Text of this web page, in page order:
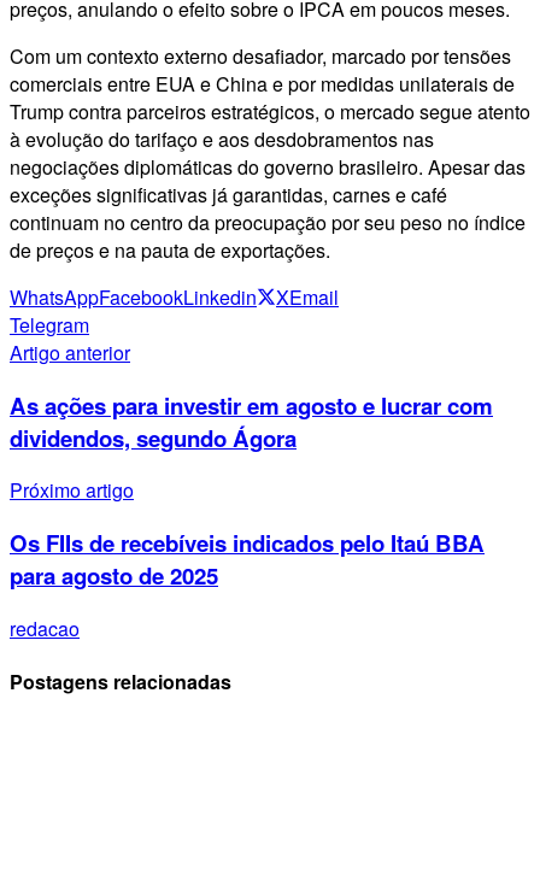
preços, anulando o efeito sobre o IPCA em poucos meses.
Com um contexto externo desafiador, marcado por tensões
comerciais entre EUA e China e por medidas unilaterais de
Trump contra parceiros estratégicos, o mercado segue atento
à evolução do tarifaço e aos desdobramentos nas
negociações diplomáticas do governo brasileiro. Apesar das
exceções significativas já garantidas, carnes e café
continuam no centro da preocupação por seu peso no índice
de preços e na pauta de exportações.
WhatsAppFacebookLinkedin XEmail
Telegram
Artigo anterior
As ações para investir em agosto e lucrar com
dividendos, segundo Ágora
Próximo artigo
Os FIIs de recebíveis indicados pelo Itaú BBA
para agosto de 2025
redacao
Postagens relacionadas